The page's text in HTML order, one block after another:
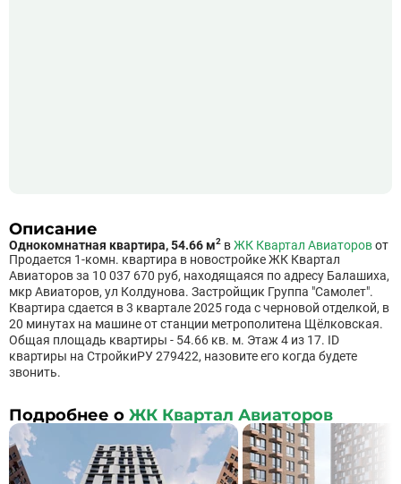
Описание
Однокомнатная квартира, 54.66 м2 вЖК Квартал Авиаторовот
Продается 1-комн. квартира в новостройке ЖК Квартал
Авиаторов за 10 037 670 руб, находящаяся по адресу Балашиха,
мкр Авиаторов, ул Колдунова. Застройщик Группа "Самолет".
Квартира сдается в 3 квартале 2025 года с черновой отделкой, в
20 минутах на машине от станции метрополитена Щёлковская.
Общая площадь квартиры - 54.66 кв. м. Этаж 4 из 17. ID
квартиры на СтройкиРУ 279422, назовите его когда будете
звонить.
Подробнее о ЖК Квартал Авиаторов